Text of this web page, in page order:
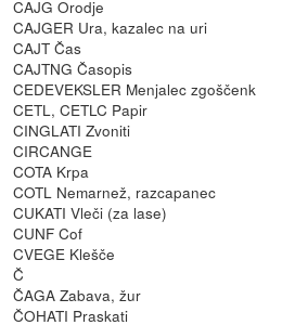
CAJG Orodje
CAJGER Ura, kazalec na uri
CAJT Čas
CAJTNG Časopis
CEDEVEKSLER Menjalec zgoščenk
CETL, CETLC Papir
CINGLATI Zvoniti
CIRCANGE
COTA Krpa
COTL Nemarnež, razcapanec
CUKATI Vleči (za lase)
CUNF Cof
CVEGE Klešče
Č
ČAGA Zabava, žur
ČOHATI Praskati